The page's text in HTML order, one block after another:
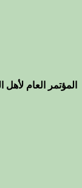
المؤتمر العام